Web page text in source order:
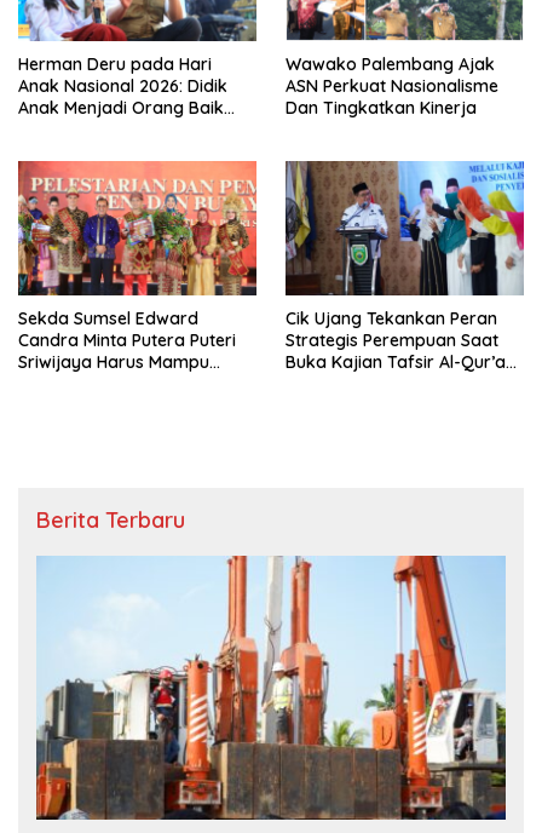
Herman Deru pada Hari
Anak Nasional 2026: Didik
Anak Menjadi Orang Baik
Wawako Palembang Ajak
ASN Perkuat Nasionalisme
Dan Tingkatkan Kinerja
Sekda Sumsel Edward
Candra Minta Putera Puteri
Sriwijaya Harus Mampu
Cik Ujang Tekankan Peran
Strategis Perempuan Saat
Buka Kajian Tafsir Al-Qur’an
Berita Terbaru